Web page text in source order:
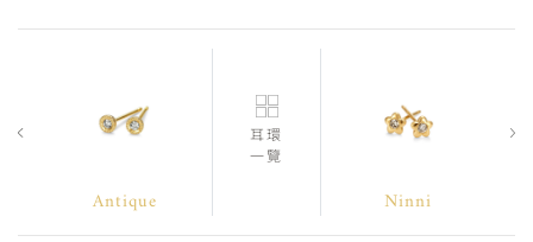
Antique
耳環
一覽
Ninni